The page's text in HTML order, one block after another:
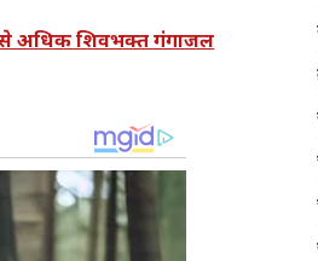
से अधिक शिवभक्त गंगाजल